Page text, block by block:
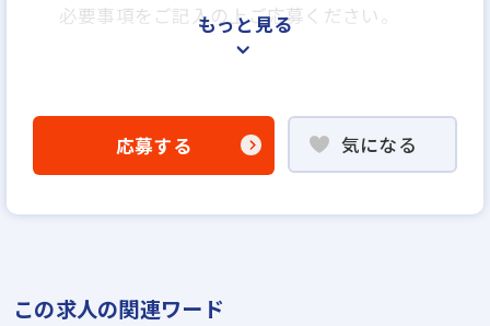
必要事項をご記入の上ご応募ください。
エントリー
説明選考会
※基本的にはお電話でのご面談となります。
もっと見る
応募する 気になる
この求人の関連ワード